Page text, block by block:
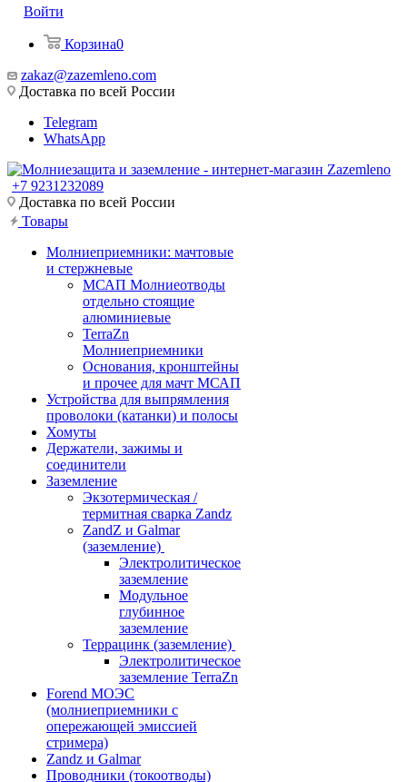
Войти
Корзина0
zakaz@zazemleno.com
Доставка по всей России
Telegram
WhatsApp
+7 9231232089
Доставка по всей России
Товары
Молниеприемники: мачтовые
и стержневые
МСАП Молниеотводы
отдельно стоящие
алюминиевые
TerraZn
Молниеприемники
Основания, кронштейны
и прочее для мачт МСАП
Устройства для выпрямления
проволоки (катанки) и полосы
Хомуты
Держатели, зажимы и
соединители
Заземление
Экзотермическая /
термитная сварка Zandz
ZandZ и Galmar
(заземление)
Электролитическое
заземление
Модульное
глубинное
заземление
Террацинк (заземление)
Электролитическое
заземление TerraZn
Forend МОЭС
(молниеприемники с
опережающей эмиссией
стримера)
Zandz и Galmar
Проводники (токоотводы)